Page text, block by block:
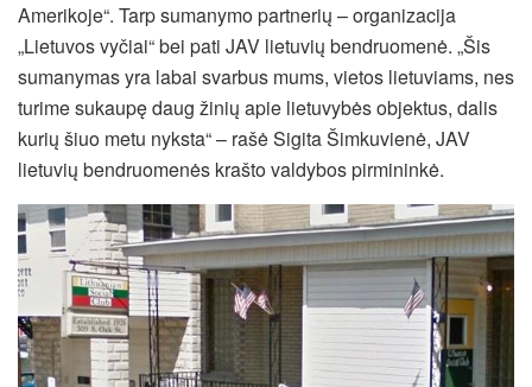
Amerikoje“. Tarp sumanymo partnerių – organizacija
„Lietuvos vyčiai“ bei pati JAV lietuvių bendruomenė. „Šis
sumanymas yra labai svarbus mums, vietos lietuviams, nes
turime sukaupę daug žinių apie lietuvybės objektus, dalis
kurių šiuo metu nyksta“ – rašė Sigita Šimkuvienė, JAV
lietuvių bendruomenės krašto valdybos pirmininkė.